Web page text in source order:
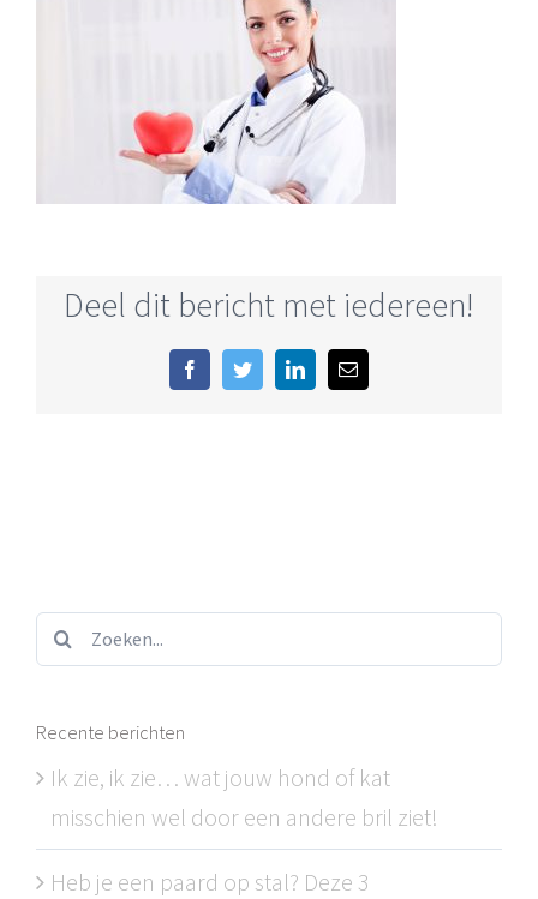
Deel dit bericht met iedereen!
FacebookTwitterLinkedIn
E-
Zoeken...
Recente berichten
Ik zie, ik zie… wat jouw hond of kat
misschien wel door een andere bril ziet!
Heb je een paard op stal? Deze 3